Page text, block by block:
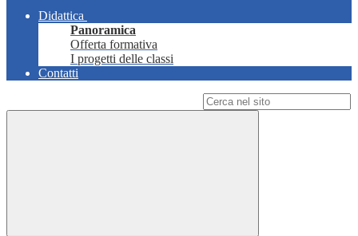
Didattica
Panoramica
Offerta formativa
I progetti delle classi
Contatti